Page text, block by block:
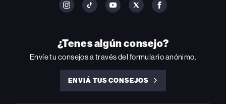
FOLLOW
ON
INSTAGRAM
FOLLOW
ON
YOUTUBE
FOLLOW
ON
YOUTUBE
FOLLOW
ON
FOLLOW
ON
FACEBOOK
¿Tenes algún consejo?
Envíe tu consejos a través del formulario anónimo.
ENVIÁ TUS CONSEJOS
ENVIÁ